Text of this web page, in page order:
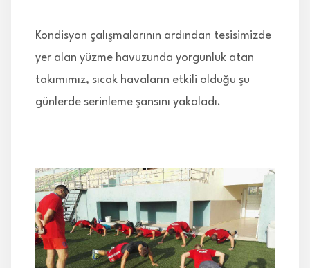
Kondisyon çalışmalarının ardından tesisimizde
yer alan yüzme havuzunda yorgunluk atan
takımımız, sıcak havaların etkili olduğu şu
günlerde serinleme şansını yakaladı.